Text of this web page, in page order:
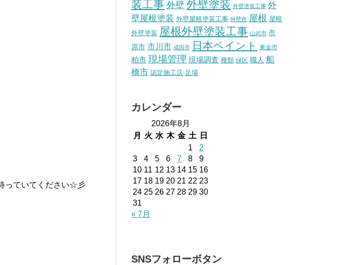
っていてください☆彡
装工事 外壁 外壁塗装 外壁塗装工事 外
壁屋根塗装 外壁屋根塗装工事 外壁色 屋根 屋根
外壁塗装 屋根外壁塗装工事 山武市 市
原市 市川市 成田市 日本ペイント 東金市
柏市 現場管理 現場調査 種類 緑区 職人 船
橋市 認定施工店 足場
カレンダー
2026年8月
月
火 水 木 金 土
日
1
2
3
4 5 6 7 8
9
10 11 12 13 14 15 16
17 18 19 20 21 22 23
24 25 26 27 28 29 30
31
« 7月
SNSフォローボタン